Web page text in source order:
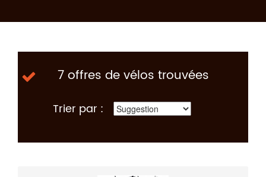
7 offres de vélos trouvées
Trier par :